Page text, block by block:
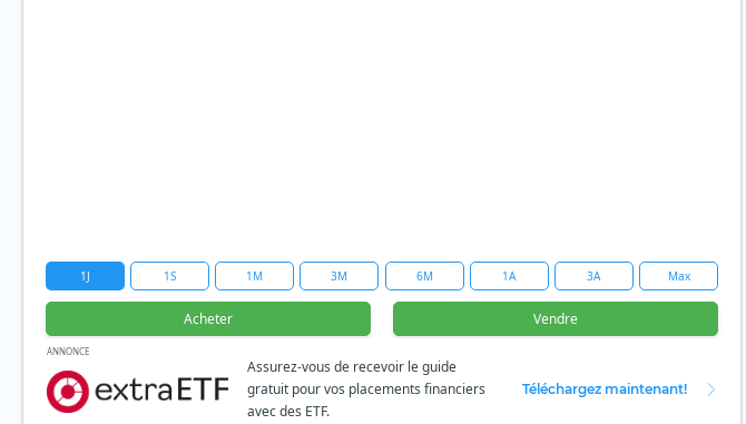
1J 1S 1M 3M 6M 1A 3A Max
Acheter Vendre
ANNONCE
Assurez-vous de recevoir le guide
gratuit pour vos placements financiers
avec des ETF.
Téléchargez maintenant!